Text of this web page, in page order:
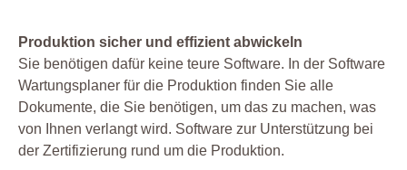
Produktion sicher und effizient abwickeln
Sie benötigen dafür keine teure Software. In der Software
Wartungsplaner für die Produktion finden Sie alle
Dokumente, die Sie benötigen, um das zu machen, was
von Ihnen verlangt wird. Software zur Unterstützung bei
der Zertifizierung rund um die Produktion.